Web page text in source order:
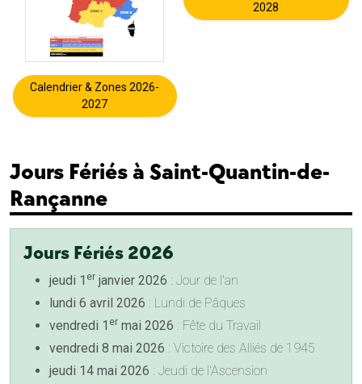
Calendrier & Zones 2026-
2027
2028
Jours Fériés à Saint-Quantin-de-
Rançanne
Jours Fériés 2026
jeudi 1 er janvier 2026 : Jour de l'an
lundi 6 avril 2026 : Lundi de Pâques
vendredi 1 er mai 2026 : Fête du Travail
vendredi 8 mai 2026 : Victoire des Alliés de 1945
jeudi 14 mai 2026 : Jeudi de l'Ascension